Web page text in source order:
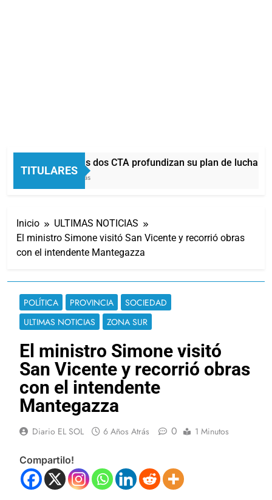
TITULARES
La CGT y las dos CTA profundizan su plan de lucha
23 Minutos Atrás
Inicio
ULTIMAS NOTICIAS
El ministro Simone visitó San Vicente y recorrió obras
con el intendente Mantegazza
POLÍTICA PROVINCIA
SOCIEDAD
ULTIMAS NOTICIAS
ZONA SUR
El ministro Simone visitó
San Vicente y recorrió obras
con el intendente
Mantegazza
Diario EL SOL 6 Años Atrás 0 1 Minutos
Compartilo!